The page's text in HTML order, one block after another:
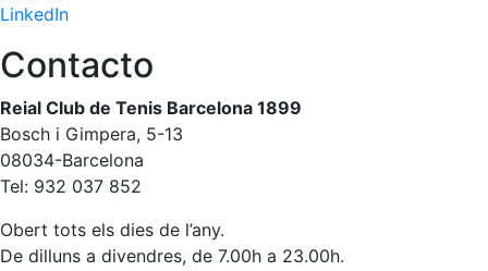
Restaurants
Restaurant
L'Snack
Casa Arilla
Chill Out
Bar
Piscina
LinkedIn
Contacto
Reial Club de Tenis Barcelona 1899
Bosch i Gimpera, 5-13
08034-Barcelona
Tel: 932 037 852
Obert tots els dies de l’any.
De dilluns a divendres, de 7.00h a 23.00h.